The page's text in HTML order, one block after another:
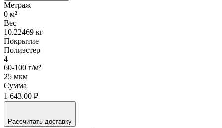
Метраж
0 м²
Вес
10.22469 кг
Покрытие
Полиэстер
4
60-100 г/м²
25 мкм
Сумма
1 643.00 ₽
Рассчитать доставку